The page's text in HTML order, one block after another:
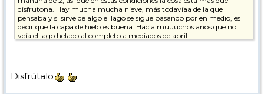
disfrutona. Hay mucha mucha nieve, más todavíaa de la que
pensaba y si sirve de algo el lago se sigue pasando por en medio, es
decir que la capa de hielo es buena. Hacía muuuchos años que no
veía el lago helado al completo a mediados de abril.
En la zona de Val d'Isere más de lo mismo. Mañana entraré en
Disfrútalo